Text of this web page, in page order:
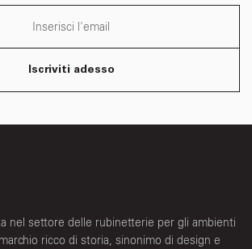
Iscriviti adesso
nel settore delle rubinetterie per gli ambienti
ricco di storia, sinonimo di design e